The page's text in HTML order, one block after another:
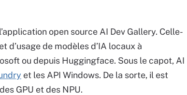
open source AI Dev Gallery. Celle-
de modèles d’IA locaux à
ou depuis Huggingface. Sous le capot, AI
et les API Windows. De la sorte, il est
GPU et des NPU.